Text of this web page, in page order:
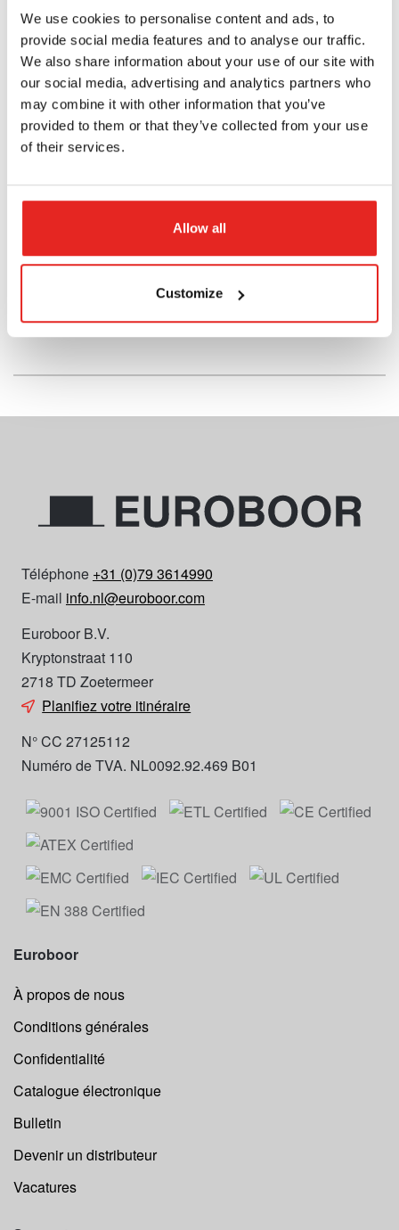
We use cookies to personalise content and ads, to
provide social media features and to analyse our traffic.
We also share information about your use of our site with
our social media, advertising and analytics partners who
may combine it with other information that you’ve
provided to them or that they’ve collected from your use
of their services.
Allow all
Customize
Propriétés
Propriétés
système de mesure
mm (métrique)
application
Bevelling
utilisation / convient pour
Téléphone +31 (0)79 3614990
E-mail info.nl@euroboor.com
Euroboor B.V.
Kryptonstraat 110
2718 TD Zoetermeer
Planifiez votre itinéraire
N° CC 27125112
Numéro de TVA. NL0092.92.469 B01
Euroboor
À propos de nous
Conditions générales
Confidentialité
Catalogue électronique
Bulletin
Devenir un distributeur
Vacatures